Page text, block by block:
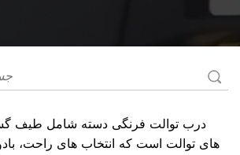
درب توالت فرنگی دسته شامل طیف
های توالت است که انتخاب های راحت،